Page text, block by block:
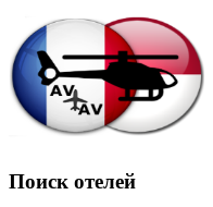
Поиск отелей